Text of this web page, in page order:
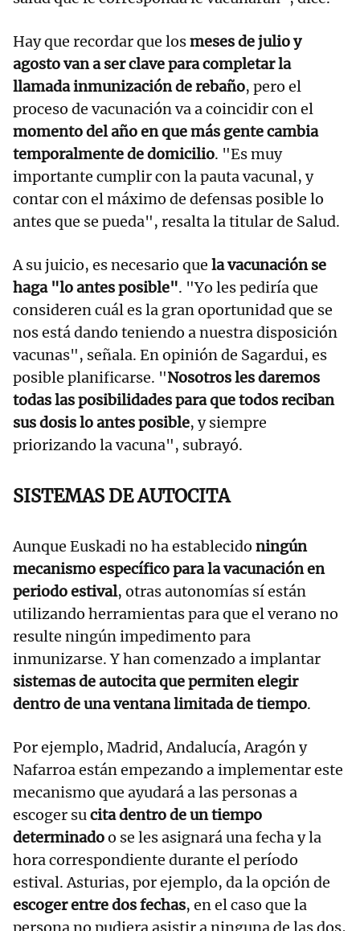
Hay que recordar que losmeses de julio y
agosto van a ser clave para completar la
llamada inmunización de rebaño, pero el
proceso de vacunación va a coincidir con el
momento del año en que más gente cambia
temporalmente de domicilio. "Es muy
importante cumplir con la pauta vacunal, y
contar con el máximo de defensas posible lo
antes que se pueda", resalta la titular de Salud.
A su juicio, es necesario que la vacunación se
haga "lo antes posible". "Yo les pediría que
consideren cuál es la gran oportunidad que se
nos está dando teniendo a nuestra disposición
vacunas", señala. En opinión de Sagardui, es
posible planificarse. "Nosotros les daremos
todas las posibilidades para que todos reciban
sus dosis lo antes posible, y siempre
priorizando la vacuna", subrayó.
SISTEMAS DE AUTOCITA
Aunque Euskadi no ha establecido ningún
mecanismo específico para la vacunación en
periodo estival, otras autonomías sí están
utilizando herramientas para que el verano no
resulte ningún impedimento para
inmunizarse. Y han comenzado a implantar
sistemas de autocita que permiten elegir
dentro de una ventana limitada de tiempo.
Por ejemplo, Madrid, Andalucía, Aragón y
Nafarroa están empezando a implementar este
mecanismo que ayudará a las personas a
escoger sucita dentro de un tiempo
determinadoo se les asignará una fecha y la
hora correspondiente durante el período
estival. Asturias, por ejemplo, da la opción de
escoger entre dos fechas, en el caso que la